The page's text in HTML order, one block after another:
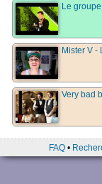
Le
Mister V -
Very bad
FAQ•